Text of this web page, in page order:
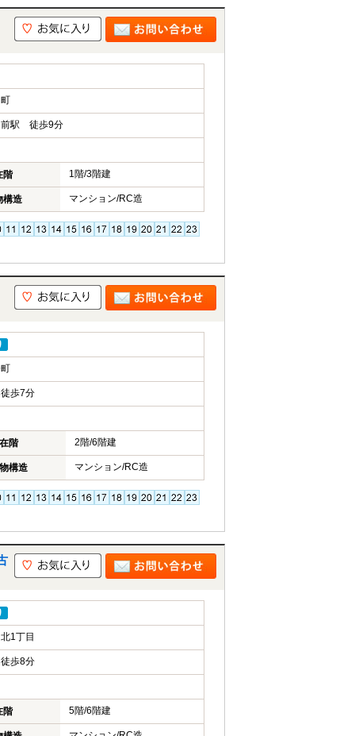
前駅 徒歩9分
階 1階/3階建
構造 マンション/RC造
歩7分
階 2階/6階建
構造 マンション/RC造
1丁目
歩8分
階 5階/6階建